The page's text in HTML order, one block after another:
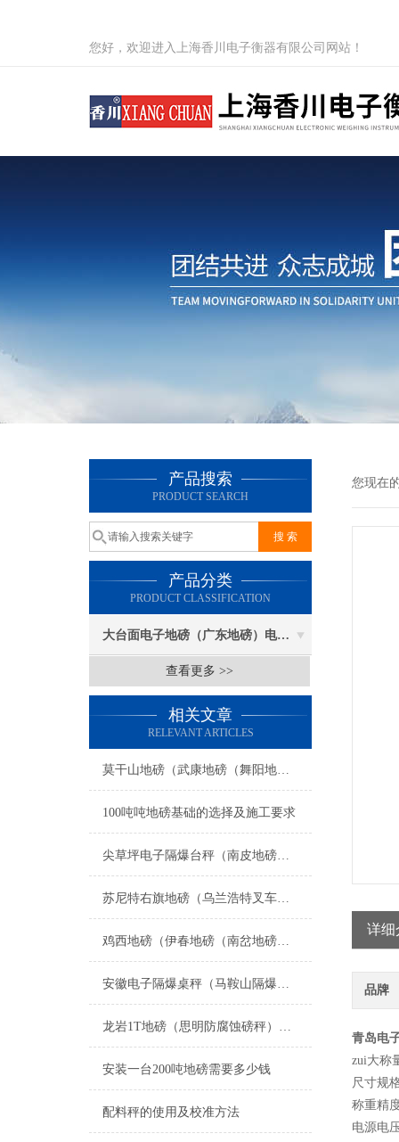
您好，欢迎进入上海香川电子衡器有限公司网站！
产品搜索
PRODUCT SEARCH
产品分类
PRODUCT CLASSIFICATION
大台面电子地磅（广东地磅）电子汽车衡
查看更多 >>
相关文章
RELEVANT ARTICLES
莫干山地磅（武康地磅（舞阳地磅（阜溪地磅）下渚湖地磅）乾元地磅维修
100吨吨地磅基础的选择及施工要求
尖草坪电子隔爆台秤（南皮地磅制造厂）清徐电子防爆天平维修
苏尼特右旗地磅（乌兰浩特叉车秤）太仆寺旗防腐蚀称）集宁高精度台秤维修
鸡西地磅（伊春地磅（南岔地磅（友好地磅）西林地磅）翠峦地磅维修
安徽电子隔爆桌秤（马鞍山隔爆台称）花山隔爆衡器）颍上隔爆电子台秤维修
龙岩1T地磅（思明防腐蚀磅秤）丰泽智能电子称）仓山电子轮椅称维修
安装一台200吨地磅需要多少钱
配料秤的使用及校准方法
您现在
详细
品牌
青岛电
zui大称
尺寸规
称重精
电源电